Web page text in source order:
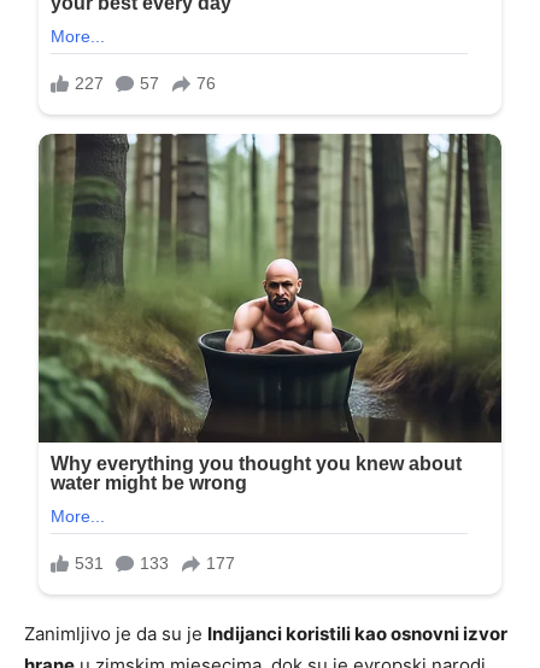
Zanimljivo je da su je Indijanci koristili kao osnovni izvor